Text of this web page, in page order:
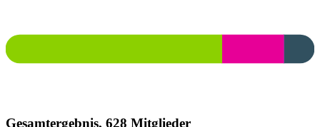
Gesamtergebnis, 628 Mitglieder